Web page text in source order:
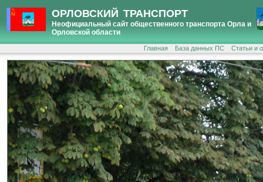
ОРЛОВСКИЙ ТРАНСПОРТ
Неофициальный сайт общественного транспорта Орла и
Орловской области
Главная База данных ПС Статьи и